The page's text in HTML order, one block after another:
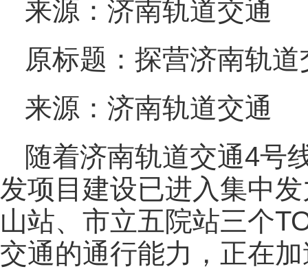
来源：济南轨道交通
原标题：探营济南轨
来源：济南轨道交通
随着济南轨道交通4号
发项目建设已进入集中
山站、市立五院站三个
交通的通行能力，正在